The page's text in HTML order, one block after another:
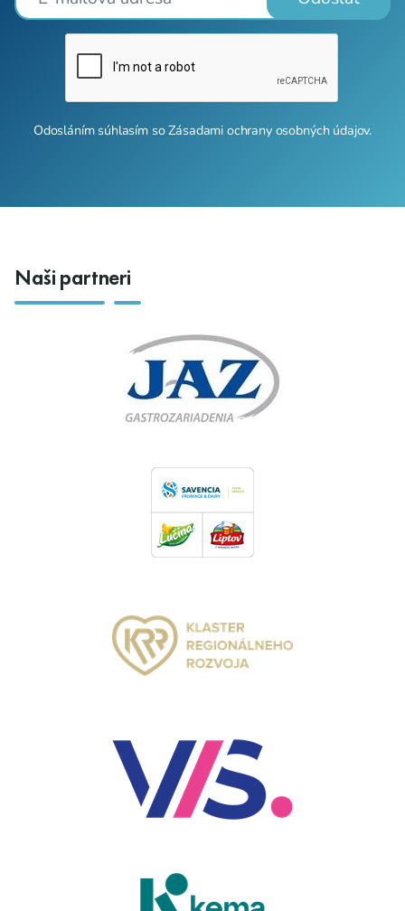
Odosláním súhlasím soZásadami ochrany osobných údajov.
Naši partneri